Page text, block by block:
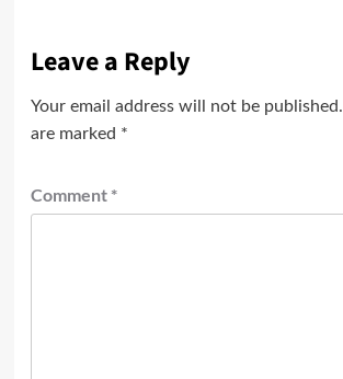
Leave a Reply
Your email address will not be published.
are marked *
Comment *